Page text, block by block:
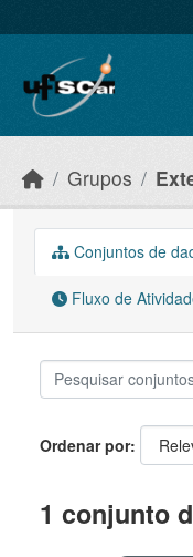
Grupos
Conjuntos de
Fluxo de
Ordenar por
1 conjunto